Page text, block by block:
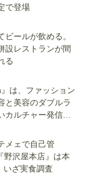
で登場
ビールが飲める。
設レストランが間
る
』は、ファッション
と美容のダブルラ
カルチャー発信基
メェで自己管
沢屋本店』は本
ざ実食調査